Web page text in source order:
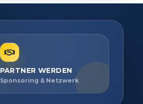
PARTNER WERDEN
Sponsoring & Netzwerk